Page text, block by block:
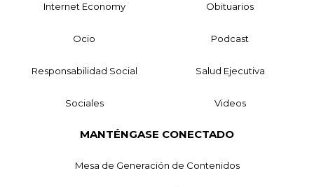
Internet Economy Obituarios
Ocio Podcast
Responsabilidad Social Salud Ejecutiva
Sociales Videos
MANTÉNGASE CONECTADO
Mesa de Generación de Contenidos